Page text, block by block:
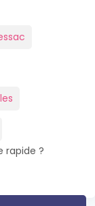
rapide ?